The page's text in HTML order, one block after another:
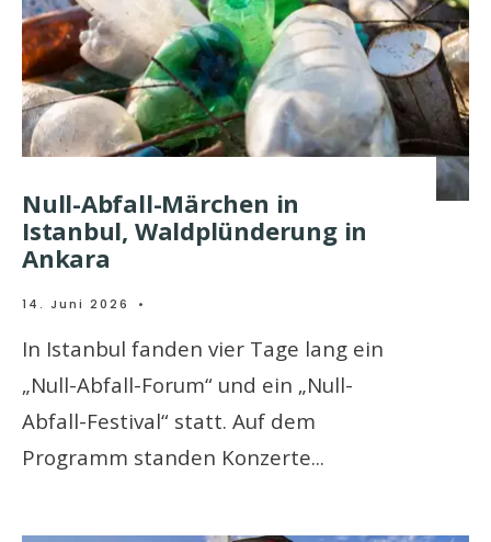
Null-Abfall-Märchen in
Istanbul, Waldplünderung in
Ankara
14. Juni 2026 •
In Istanbul fanden vier Tage lang ein
„Null-Abfall-Forum“ und ein „Null-
Abfall-Festival“ statt. Auf dem
Programm standen Konzerte...